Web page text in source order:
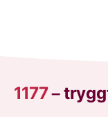
1177–